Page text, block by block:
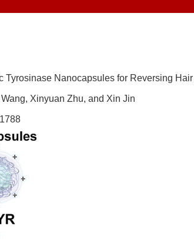
Nanocapsules for Reversing
Xinyuan Zhu, and Xin Jin